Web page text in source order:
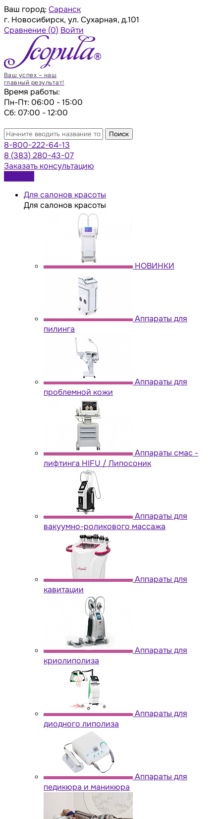
Ваш город: Саранск
г. Новосибирск, ул. Сухарная, д.101
Сравнение (0) Войти
Ваш успех – наш
главный результат!
Время работы:
Пн-Пт: 06:00 - 15:00
Сб: 07:00 - 12:00
Поиск
8-800-222-64-13
8 (383) 280-43-07
Заказать консультацию
Для салонов красоты
Для салонов красоты
НОВИНКИ
Аппараты для
пилинга
Аппараты для
проблемной кожи
Аппараты cмас -
лифтинга HIFU / Липосоник
Аппараты для
вакуумно-роликового массажа
Аппараты для
кавитации
Аппараты для
криолиполиза
Аппараты для
диодного липолиза
Аппараты для
педикюра и маникюра